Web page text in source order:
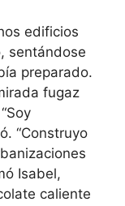
edificios
sentándose
preparado.
fugaz
“Construyo
Isabel,
caliente